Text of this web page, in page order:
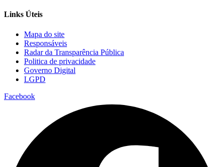
Links Úteis
Mapa do site
Responsáveis
Radar da Transparência Pública
Politica de privacidade
Governo Digital
LGPD
Facebook